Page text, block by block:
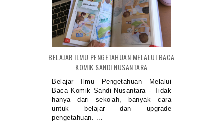
BELAJAR ILMU PENGETAHUAN MELALUI BACA
KOMIK SANDI NUSANTARA
Belajar Ilmu Pengetahuan Melalui
Baca Komik Sandi Nusantara - Tidak
hanya dari sekolah, banyak cara
untuk belajar dan upgrade
pengetahuan. ...